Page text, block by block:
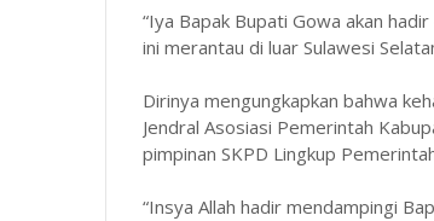
“Iya Bapak Bupati Gowa akan
ini merantau di luar Sulawesi
Dirinya mengungkapkan bahwa
Jendral Asosiasi Pemerintah
pimpinan SKPD Lingkup
“Insya Allah hadir mendampingi